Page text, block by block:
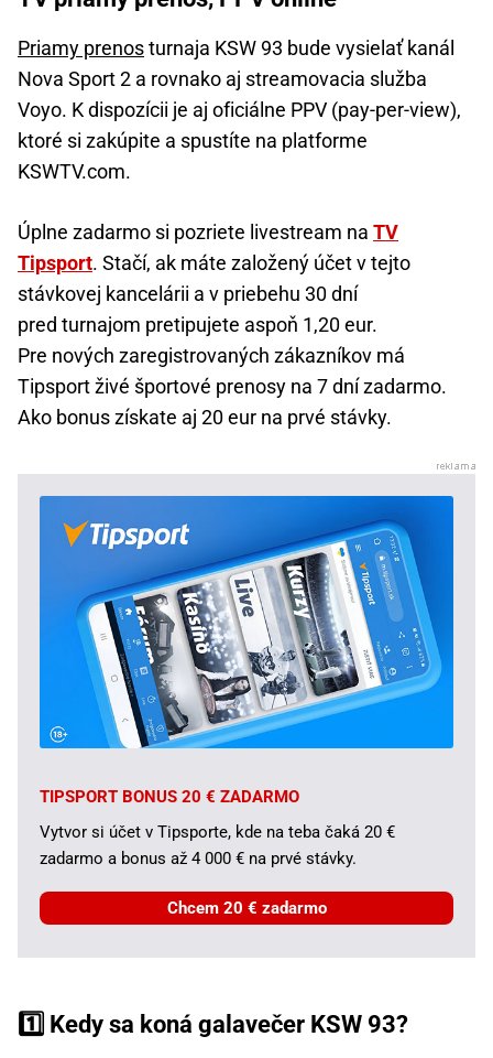
Priamy prenosturnaja KSW 93 bude vysielať kanál
Nova Sport 2 a rovnako aj streamovacia služba
Voyo. K dispozícii je aj oficiálne PPV (pay-per-view),
ktoré si zakúpite a spustíte na platforme
KSWTV.com.
Úplne zadarmo si pozriete livestream na TV
Tipsport. Stačí, ak máte založený účet v tejto
stávkovej kancelárii a v priebehu 30 dní
pred turnajom pretipujete aspoň 1,20 eur.
Pre nových zaregistrovaných zákazníkov má
Tipsport živé športové prenosy na 7 dní zadarmo.
Ako bonus získate aj 20 eur na prvé stávky.
TIPSPORT BONUS 20 € ZADARMO
Vytvor si účet v Tipsporte, kde na teba čaká 20 €
zadarmo a bonus až 4 000 € na prvé stávky.
Chcem 20 € zadarmo
1️⃣ Kedy sa koná galavečer KSW 93?